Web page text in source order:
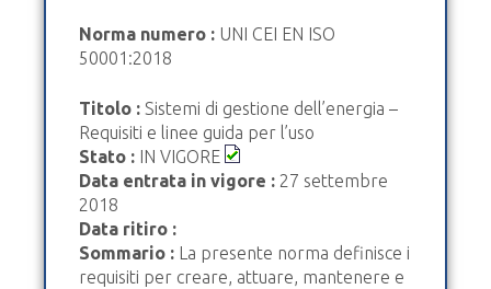
Norma numero : UNI CEI EN ISO
50001:2018
Titolo : Sistemi di gestione dell’energia –
Requisiti e linee guida per l’uso
Stato : IN VIGORE
Data entrata in vigore : 27 settembre
2018
Data ritiro :
Sommario : La presente norma definisce i
requisiti per creare, attuare, mantenere e